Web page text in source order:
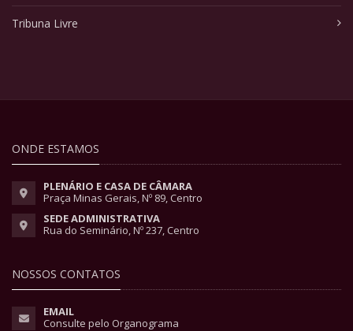
Tribuna Livre
ONDE ESTAMOS
PLENÁRIO E CASA DE CÂMARA
Praça Minas Gerais, Nº 89, Centro
SEDE ADMINISTRATIVA
Rua do Seminário, Nº 237, Centro
NOSSOS CONTATOS
EMAIL
Consulte pelo Organograma